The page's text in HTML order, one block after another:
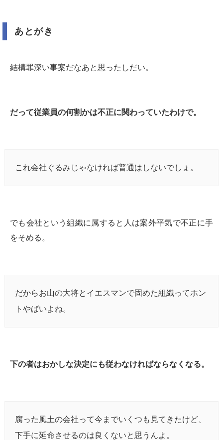
あとがき
結構罪深い事案だなあと思ったしだい。
だって従業員の何割かは不正に関わっていたわけで。
これ会社ぐるみじゃなければ普通はしないでしょ。
でも会社という組織に属すると人は案外平気で不正に手
をそめる。
だからお山の大将とイエスマンで固めた組織ってホン
トやばいよね。
下の者はおかしな決定にも従わなければならなくなる。
腐った風土の会社って今までいくつも見てきたけど、
下手に延命させるのは良くないと思うんよ。